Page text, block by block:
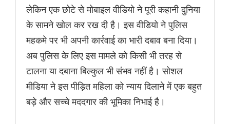
लेकिन एक छोटे से मोबाइल वीडियो ने पूरी कहानी दुनिया
के सामने खोल कर रख दी है। इस वीडियो ने पुलिस
महकमे पर भी अपनी कार्रवाई का भारी दबाव बना दिया।
अब पुलिस के लिए इस मामले को किसी भी तरह से
टालना या दबाना बिल्कुल भी संभव नहीं है। सोशल
मीडिया ने इस पीड़ित महिला को न्याय दिलाने में एक बहुत
बड़े और सच्चे मददगार की भूमिका निभाई है।